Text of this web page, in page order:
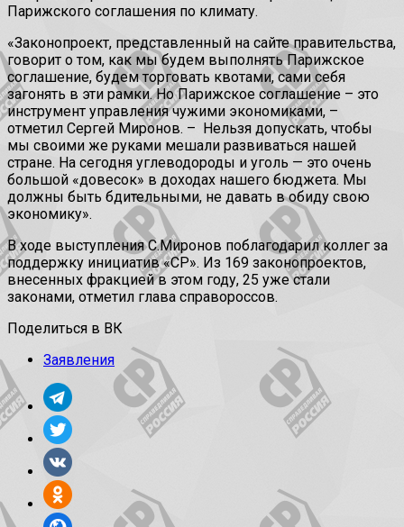
Парижского соглашения по климату.
«Законопроект, представленный на сайте правительства,
говорит о том, как мы будем выполнять Парижское
соглашение, будем торговать квотами, сами себя
загонять в эти рамки. Но Парижское соглашение – это
инструмент управления чужими экономиками, –
отметил Сергей Миронов. – Нельзя допускать, чтобы
мы своими же руками мешали развиваться нашей
стране. На сегодня углеводороды и уголь — это очень
большой «довесок» в доходах нашего бюджета. Мы
должны быть бдительными, не давать в обиду свою
экономику».
В ходе выступления С.Миронов поблагодарил коллег за
поддержку инициатив «СР». Из 169 законопроектов,
внесенных фракцией в этом году, 25 уже стали
законами, отметил глава справороссов.
Поделиться в ВК
Заявления